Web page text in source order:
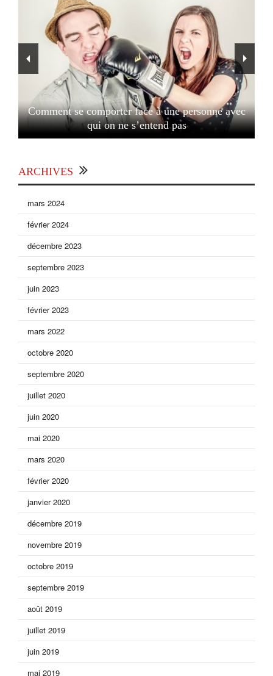
Comment se comporter face à une personne avec
qui on ne s’entend pas
ARCHIVES
mars 2024
février 2024
décembre 2023
septembre 2023
juin 2023
février 2023
mars 2022
octobre 2020
septembre 2020
juillet 2020
juin 2020
mai 2020
mars 2020
février 2020
janvier 2020
décembre 2019
novembre 2019
octobre 2019
septembre 2019
août 2019
juillet 2019
juin 2019
mai 2019